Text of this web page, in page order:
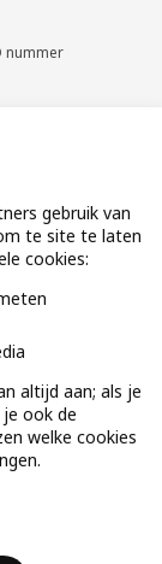
nummer
gebruik van
te site te laten
cookies:
altijd aan; als je
ook de
welke cookies